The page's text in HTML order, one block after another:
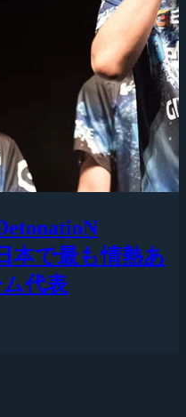
本で最も情熱あ
代表